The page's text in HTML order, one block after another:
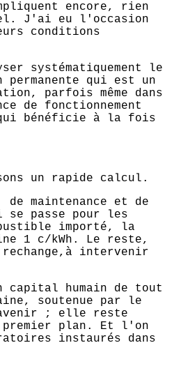
encore, rien
J'ai eu l'occasion
conditions
systématiquement le
qui est un
parfois même dans
de fonctionnement
bénéficie à la fois
un rapide calcul.
maintenance et de
passe pour les
importé, la
1 c/kWh. Le reste,
intervenir
humain de tout
soutenue par le
avenir ; elle reste
premier plan. Et l'on
instaurés dans